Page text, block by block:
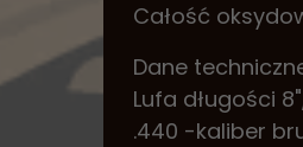
Całość
Dane
Lufa długości
.440 -kaliber